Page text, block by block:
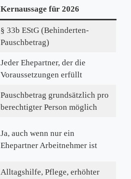
Kernaussage für 2026
§ 33b EStG (Behinderten-
Pauschbetrag)
Jeder Ehepartner, der die
Voraussetzungen erfüllt
Pauschbetrag grundsätzlich pro
berechtigter Person möglich
Ja, auch wenn nur ein
Ehepartner Arbeitnehmer ist
Alltagshilfe, Pflege, erhöhter